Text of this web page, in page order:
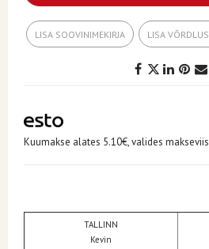
LISA SOOVINIMEKIRJA LISA
Kuumakse alates 5.10€, valides
TALLINN
Kevin